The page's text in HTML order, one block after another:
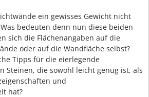
ein gewisses Gewicht nicht
bedeuten denn nun diese beiden
sich die Flächenangaben auf die
oder auf die Wandfläche selbst?
Tipps für die eierlegende
Steinen, die sowohl leicht genug ist, als
und
hat?